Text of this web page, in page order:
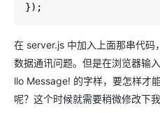
});
在 server.js 中加入上面那串代码
数据通讯问题。但是在浏览器输
llo Message! 的字样，要怎样才
呢？这个时候就需要稍微修改下